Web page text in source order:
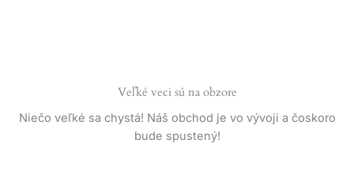
Veľké veci sú na obzore
Niečo veľké sa chystá! Náš obchod je vo vývoji a čoskoro
bude spustený!